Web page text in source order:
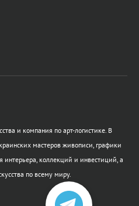
и компания по арт-логистике. В
мастеров живописи, графики
коллекций и инвестиций, а
по всему миру.